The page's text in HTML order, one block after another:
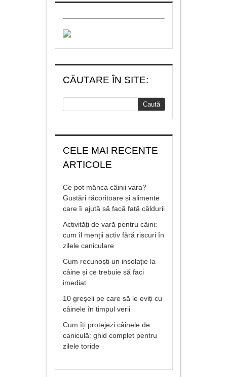
CĂUTARE ÎN SITE:
CELE MAI RECENTE
ARTICOLE
Ce pot mânca câinii vara?
Gustări răcoritoare și alimente
care îi ajută să facă față căldurii
Activități de vară pentru câini:
cum îl menții activ fără riscuri în
zilele caniculare
Cum recunoști un insolație la
câine și ce trebuie să faci
imediat
10 greșeli pe care să le eviți cu
câinele în timpul verii
Cum îți protejezi câinele de
caniculă: ghid complet pentru
zilele toride